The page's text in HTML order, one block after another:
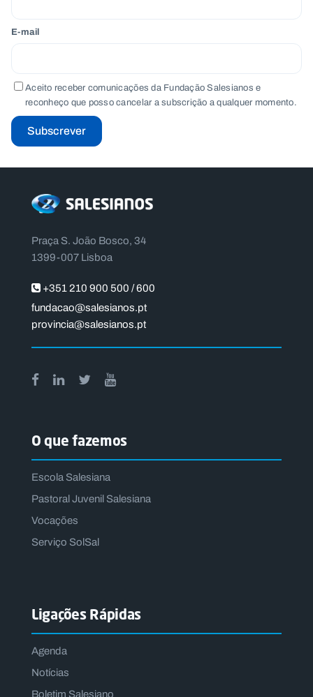
E-mail
Aceito receber comunicações da Fundação Salesianos e
reconheço que posso cancelar a subscrição a qualquer momento.
Subscrever
Praça S. João Bosco, 34
1399-007 Lisboa
+351 210 900 500 / 600
fundacao@salesianos.pt
provincia@salesianos.pt
O que fazemos
Escola Salesiana
Pastoral Juvenil Salesiana
Vocações
Serviço SolSal
Ligações Rápidas
Agenda
Notícias
Boletim Salesiano